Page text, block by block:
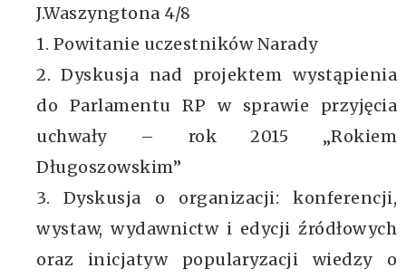
J.Waszyngtona 4/8
1. Powitanie uczestników Narady
2. Dyskusja nad projektem wystąpienia
do Parlamentu RP w sprawie przyjęcia
uchwały – rok 2015 „Rokiem
Długoszowskim”
3. Dyskusja o organizacji: konferencji,
wystaw, wydawnictw i edycji źródłowych
oraz inicjatyw popularyzacji wiedzy o